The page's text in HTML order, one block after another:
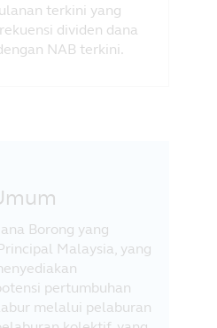
terkini yang
dividen dana
NAB terkini.
Borong yang
Malaysia, yang
pertumbuhan
melalui pelaburan